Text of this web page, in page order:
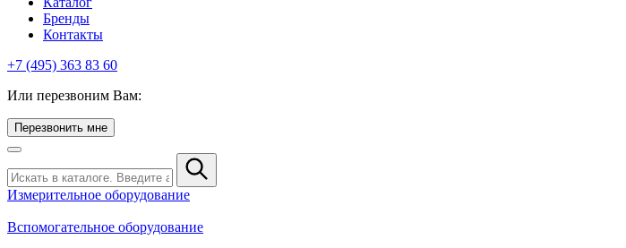
Бренды
Контакты
+7 (495) 363 83 60
Или перезвоним Вам:
Перезвонить мне
Измерительное оборудование
Вспомогательное оборудование